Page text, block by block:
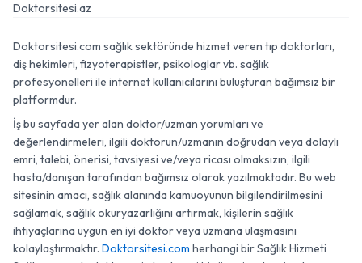
Doktorsitesi.az
Doktorsitesi.com sağlık sektöründe hizmet veren tıp doktorları,
diş hekimleri, fizyoterapistler, psikologlar vb. sağlık
profesyonelleri ile internet kullanıcılarını buluşturan bağımsız bir
platformdur.
İş bu sayfada yer alan doktor/uzman yorumları ve
değerlendirmeleri, ilgili doktorun/uzmanın doğrudan veya dolaylı
emri, talebi, önerisi, tavsiyesi ve/veya ricası olmaksızın, ilgili
hasta/danışan tarafından bağımsız olarak yazılmaktadır. Bu web
sitesinin amacı, sağlık alanında kamuoyunun bilgilendirilmesini
sağlamak, sağlık okuryazarlığını artırmak, kişilerin sağlık
ihtiyaçlarına uygun en iyi doktor veya uzmana ulaşmasını
kolaylaştırmaktır. Doktorsitesi.com herhangi bir Sağlık Hizmeti